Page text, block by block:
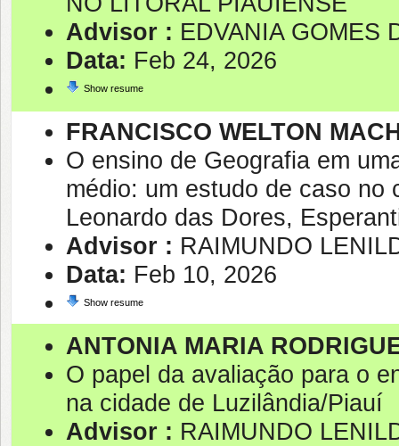
Advisor : EDVANIA GOMES
Data: Feb 24, 2026
Show resume
FRANCISCO WELTON
O ensino de Geografia em
médio: um estudo de caso no
Leonardo das Dores,
Advisor : RAIMUNDO
Data: Feb 10, 2026
Show resume
ANTONIA MARIA
O papel da avaliação para o
na cidade de Luzilândia/Piauí
Advisor : RAIMUNDO